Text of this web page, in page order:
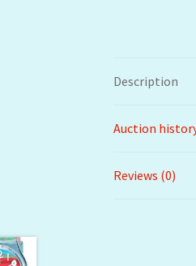
Description
Auction
Reviews (0)